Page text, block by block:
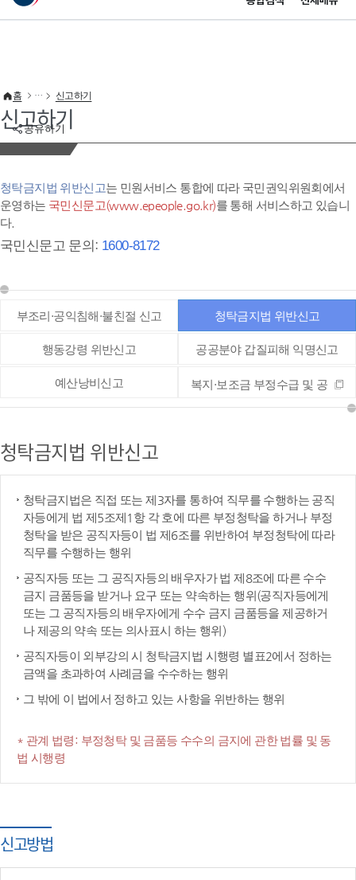
이 누리집은 대한민국 공식 전자정부 누리집입니다.
공유하기
홈 신고하기
신고하기
청탁금지법 위반신고는 민원서비스 통합에 따라 국민권익위원회에서
운영하는 국민신문고(www.epeople.go.kr)를 통해 서비스하고 있습니
다.
국민신문고 문의: 1600-8172
부조리·공익침해·불친절 신고 청탁금지법 위반신고
행동강령 위반신고 공공분야 갑질피해 익명신고
예산낭비신고 복지·보조금 부정수급 및 공
청탁금지법 위반신고
청탁금지법은 직접 또는 제3자를 통하여 직무를 수행하는 공직
자등에게 법 제5조제1항 각 호에 따른 부정청탁을 하거나 부정
청탁을 받은 공직자등이 법 제6조를 위반하여 부정청탁에 따라
직무를 수행하는 행위
공직자등 또는 그 공직자등의 배우자가 법 제8조에 따른 수수
금지 금품등을 받거나 요구 또는 약속하는 행위(공직자등에게
또는 그 공직자등의 배우자에게 수수 금지 금품등을 제공하거
나 제공의 약속 또는 의사표시 하는 행위)
공직자등이 외부강의 시 청탁금지법 시행령 별표2에서 정하는
금액을 초과하여 사례금을 수수하는 행위
그 밖에 이 법에서 정하고 있는 사항을 위반하는 행위
* 관계 법령: 부정청탁 및 금품등 수수의 금지에 관한 법률 및 동
법 시행령
신고방법